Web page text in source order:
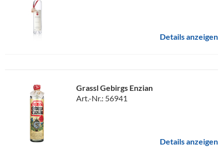
Details anzeigen
Grassl Gebirgs Enzian
Art.-Nr.: 56941
Details anzeigen